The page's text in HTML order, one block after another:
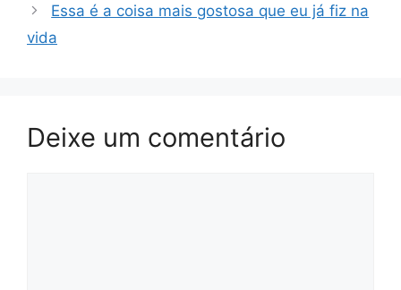
Essa é a coisa mais gostosa que eu já fiz na
vida
Deixe um comentário